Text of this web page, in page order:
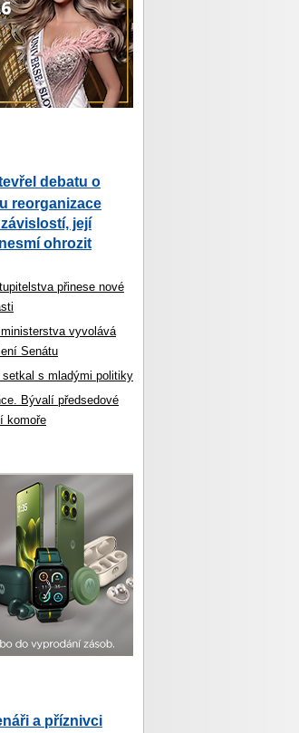
debatu o
reorganizace
její
ohrozit
přinese nové
vyvolává
Senátu
s mladými politiky
Bývalí předsedové
komoře
a příznivci